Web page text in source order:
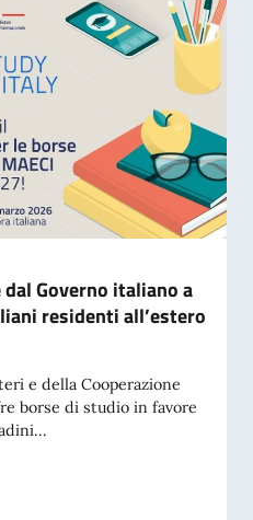
Governo italiano a
residenti all’estero
e della Cooperazione
borse di studio in favore